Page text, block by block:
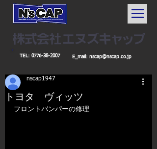
TEL: 0776-38-2007 E_mail: nscap@nscap.co.jp
トヨタ ヴィッツ
nscap1947
フロントバンパーの修理